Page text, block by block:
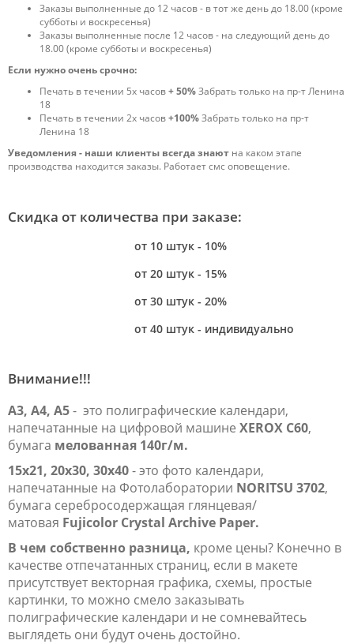
Заказы выполненные до 12 часов - в тот же день до 18.00 (кроме
субботы и воскресенья)
Заказы выполненные после 12 часов - на следующий день до
18.00 (кроме субботы и воскресенья)
Если нужно очень срочно:
Печать в течении 5х часов+ 50%Забрать только на пр-т Ленина
18
Печать в течении 2х часов+100%Забрать только на пр-т
Ленина 18
Уведомления - наши клиенты всегда знают на каком этапе
производства находится заказы. Работает смс оповещение.
Скидка от количества при заказе:
от 10 штук - 10%
от 20 штук - 15%
от 30 штук - 20%
от 40 штук - индивидуально
Внимание!!!
А3, А4, А5- это полиграфические календари,
напечатанные на цифровой машине XEROX C60,
бумага мелованная 140г/м.
15х21, 20х30, 30х40- это фото календари,
напечатанные на Фотолаборатории NORITSU 3702,
бумага серебросодержащая глянцевая/
матовая Fujicolor Crystal Archive Paper.
В чем собственно разница, кроме цены? Конечно в
качестве отпечатанных страниц, если в макете
присутствует векторная графика, схемы, простые
картинки, то можно смело заказывать
полиграфические календари и не сомневайтесь
выглядеть они будут очень достойно.